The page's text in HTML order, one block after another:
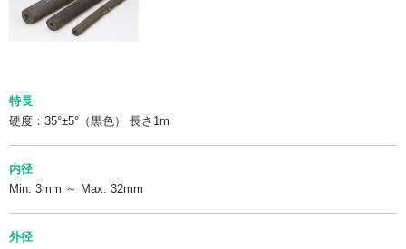
特長
硬度：35°±5°（黒色） 長さ1m
内径
Min: 3mm ～ Max: 32mm
外径